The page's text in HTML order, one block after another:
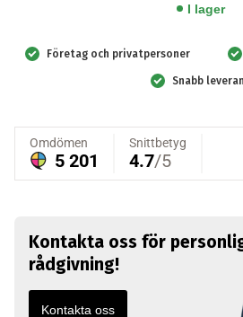
inomhus
I lager
Företag och privatpersoner
Snabb
Kontakta oss för
rådgivning!
Kontakta oss